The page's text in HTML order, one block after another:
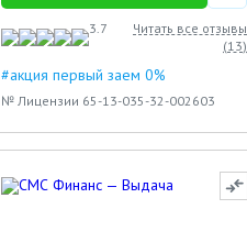
3.7
Читать все отзывы
(13)
#акция первый заем 0%
№ Лицензии 65-13-035-32-002603